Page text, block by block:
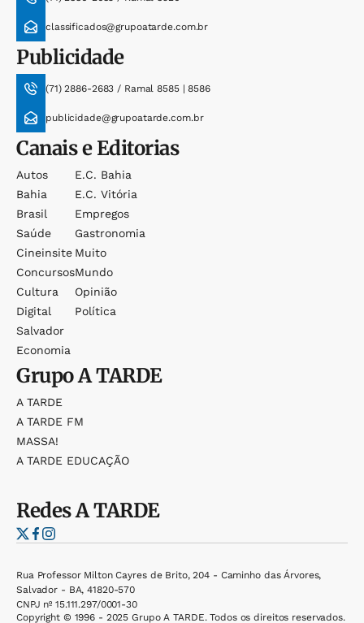
classificados@grupoatarde.com.br
Publicidade
(71) 2886-2683 / Ramal 8585 | 8586
publicidade@grupoatarde.com.br
Canais e Editorias
Autos
Bahia
Brasil
Saúde
Cineinsite
Concursos
Cultura
Digital
Salvador
Economia
E.c. Bahia
E.c. Vitória
Empregos
Gastronomia
Muito
Mundo
Opinião
Política
GrupoA TARDE
A TARDE
A TARDE FM
MASSA!
A TARDE EDUCAÇÃO
RedesA TARDE
Rua Professor Milton Cayres de Brito, 204 - Caminho das Árvores,
Salvador - BA, 41820-570
CNPJ nº 15.111.297/0001-30
Copyright © 1996 - 2025 Grupo A TARDE. Todos os direitos reservados.